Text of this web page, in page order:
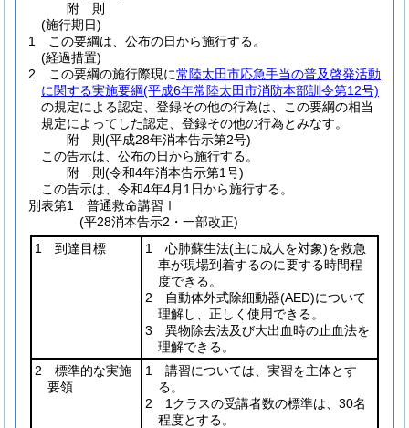
附 則
(施行期日)
1
この要綱は、公布の日から施行する。
(経過措置)
2
この要綱の施行際現に常陸太田市応急手当の普及啓発活動
に関する実施要綱(平成6年常陸太田市消防本部訓令第12号)
の規定による認定、登録その他の行為は、この要綱の相当
規定によってした認定、登録その他の行為とみなす。
附 則(平成28年消本告示第2号)
この告示は、公布の日から施行する。
附 則(令和4年消本告示第1号)
この告示は、令和4年4月1日から施行する。
別表第1
普通救命講習Ⅰ
(平28消本告示2・一部改正)
1 到達目標
1 心肺蘇生法(主に成人を対象)を救急
車が現場到着するのに要する時間程
度できる。
2 自動体外式除細動器(AED)について
理解し、正しく使用できる。
3 異物除去法及び大出血時の止血法を
理解できる。
2 標準的な実施
要領
1 講習については、実習を主体とす
る。
2 1クラスの受講者数の標準は、30名
程度とする。